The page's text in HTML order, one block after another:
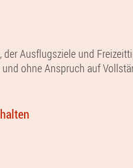
der Ausflugsziele und
ohne Anspruch auf